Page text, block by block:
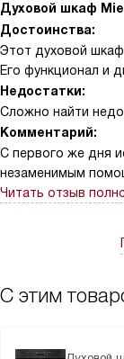
Духовой шкаф
Достоинства:
Этот духовой
Его функционал и
Недостатки:
Сложно найти
Комментарий:
С первого же дня
незаменимым
обсидиановый
Особенно мне
приготовления. И
Читать отзыв
С этим